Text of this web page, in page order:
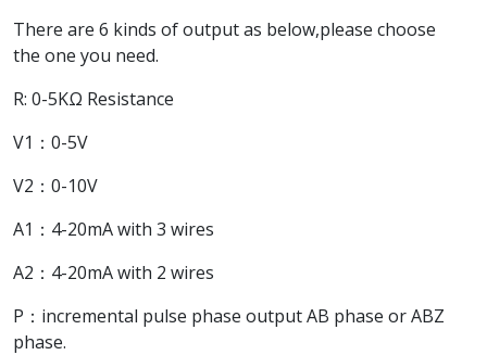
There are 6 kinds of output as below,please choose
the one you need.
R: 0-5KΩ Resistance
V1：0-5V
V2：0-10V
A1：4-20mA with 3 wires
A2：4-20mA with 2 wires
P：incremental pulse phase output AB phase or ABZ
phase.